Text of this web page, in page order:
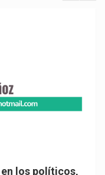
los políticos,